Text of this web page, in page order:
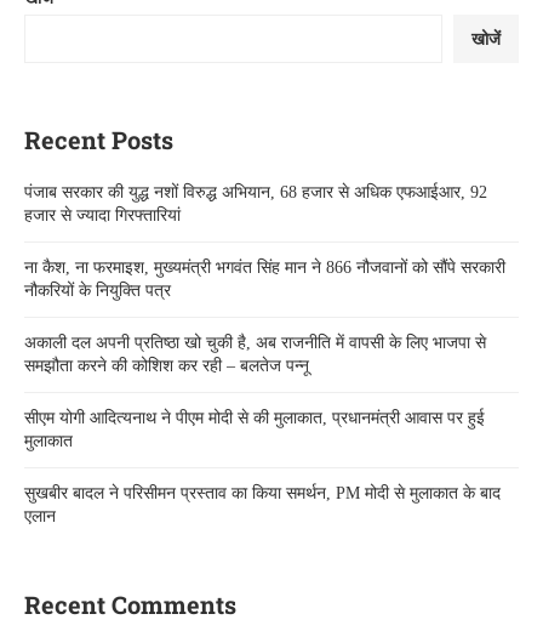
खोजें
Recent Posts
पंजाब सरकार की युद्ध नशों विरुद्ध अभियान, 68 हजार से अधिक एफआईआर, 92
हजार से ज्यादा गिरफ्तारियां
ना कैश, ना फरमाइश, मुख्यमंत्री भगवंत सिंह मान ने 866 नौजवानों को सौंपे सरकारी
नौकरियों के नियुक्ति पत्र
अकाली दल अपनी प्रतिष्ठा खो चुकी है, अब राजनीति में वापसी के लिए भाजपा से
समझौता करने की कोशिश कर रही – बलतेज पन्नू
सीएम योगी आदित्यनाथ ने पीएम मोदी से की मुलाकात, प्रधानमंत्री आवास पर हुई
मुलाकात
सुखबीर बादल ने परिसीमन प्रस्ताव का किया समर्थन, PM मोदी से मुलाकात के बाद
एलान
Recent Comments